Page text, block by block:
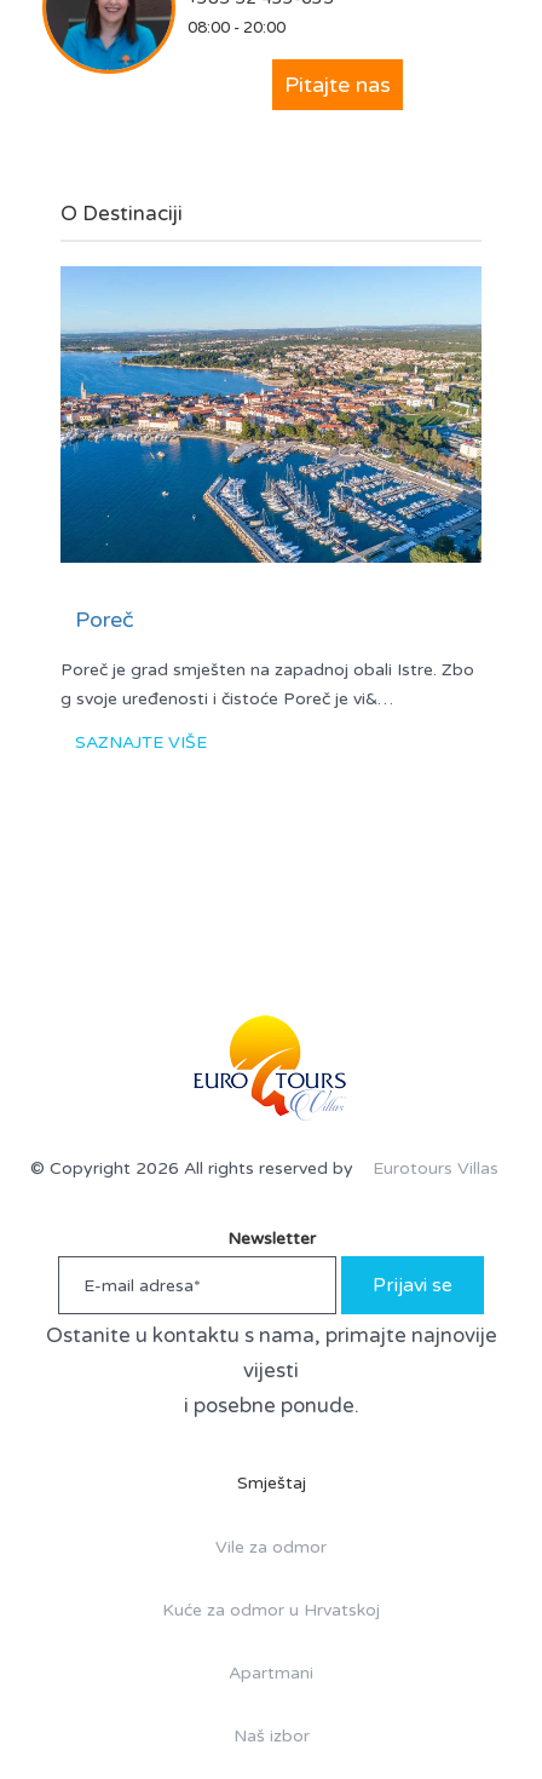
08:00 - 20:00
Pitajte nas
O Destinaciji
Poreč
Poreč je grad smješten na zapadnoj obali Istre. Zbo
g svoje uređenosti i čistoće Poreč je vi&…
SAZNAJTE VIŠE
© Copyright 2026 All rights reserved by Eurotours Villas
Newsletter
Prijavi se
Ostanite u kontaktu s nama, primajte najnovije
vijesti
i posebne ponude.
Smještaj
Vile za odmor
Kuće za odmor u Hrvatskoj
Apartmani
Naš izbor